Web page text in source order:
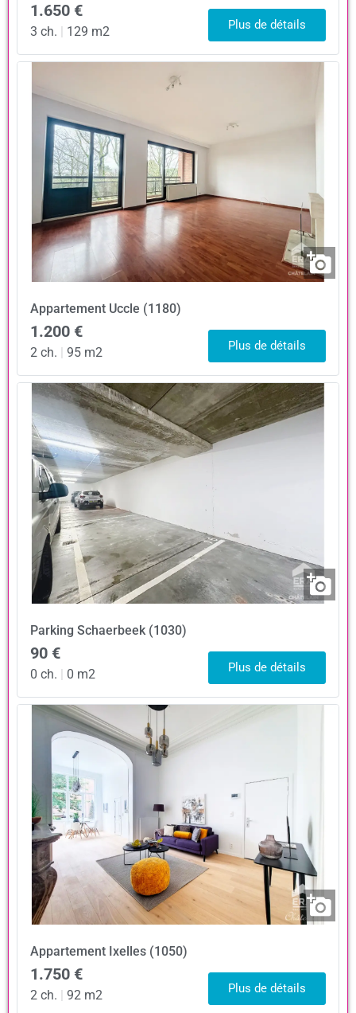
1.650 €
3 ch. | 129 m2 Plus de détails
Appartement Uccle (1180)
1.200 €
2 ch. 95 m2 Plus de détails
Parking Schaerbeek (1030)
90 €
0 ch. | 0 m2 Plus de détails
Appartement Ixelles (1050)
1.750 €
2 ch. | 92 m2 Plus de détails